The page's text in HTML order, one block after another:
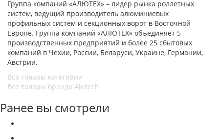
Группа компаний «АЛЮТЕХ» – лидер рынка роллетных
систем, ведущий производитель алюминиевых
профильных систем и секционных ворот в Восточной
Европе. Группа компаний «АЛЮТЕХ» объединяет 5
производственных предприятий и более 25 сбытовых
компаний в Чехии, России, Беларуси, Украине, Германии,
Австрии.
Все товары категории
Все товары бренда Alutech
Ранее вы смотрели